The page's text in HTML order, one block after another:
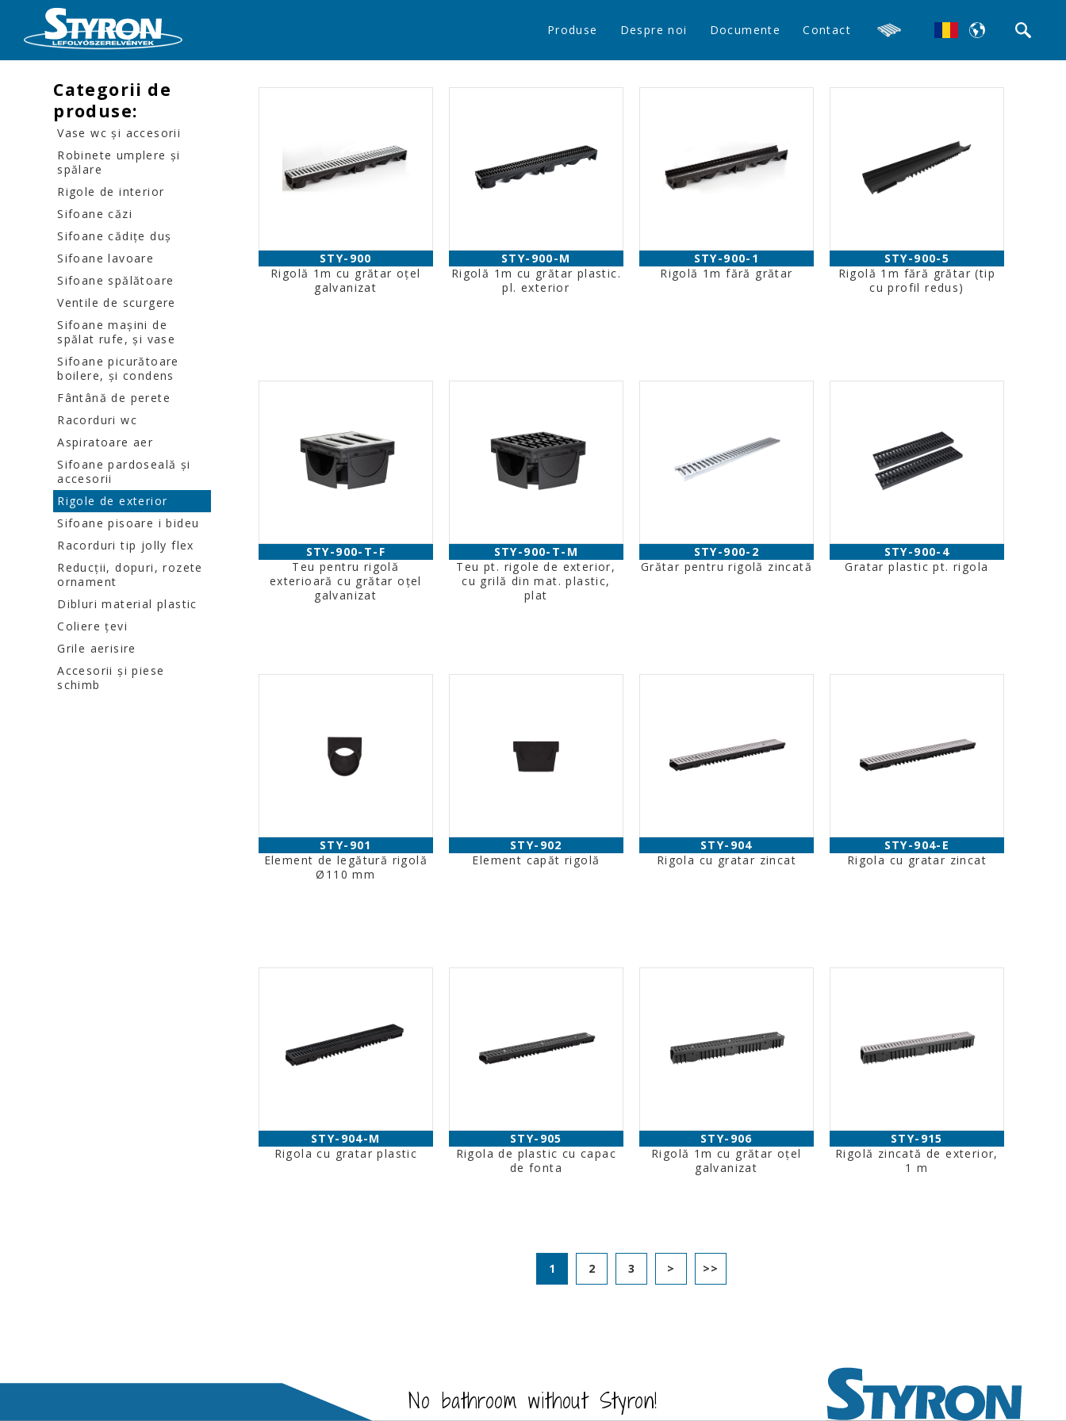
Produse Despre noi Documente Contact
Categorii de
produse:
Vase wc şi accesorii
Robinete umplere şi
spălare
Rigole de interior
Sifoane căzi
Sifoane cădiţe duş
Sifoane lavoare
Sifoane spălătoare
Ventile de scurgere
Sifoane maşini de
spălat rufe, şi vase
Sifoane picurătoare
boilere, şi condens
Fântână de perete
Racorduri wc
Aspiratoare aer
Sifoane pardoseală şi
accesorii
Rigole de exterior
Sifoane pisoare i bideu
Racorduri tip jolly flex
Reducţii, dopuri, rozete
ornament
Dibluri material plastic
Coliere ţevi
Grile aerisire
Accesorii şi piese
schimb
STY-900
Rigolă 1m cu grătar oţel
galvanizat
STY-900-M
Rigolă 1m cu grătar plastic.
pl. exterior
STY-900-1
Rigolă 1m fără grătar
STY-900-5
Rigolă 1m fără grătar (tip
cu profil redus)
STY-900-T-F
Teu pentru rigolă
exterioară cu grătar oţel
galvanizat
STY-900-T-M
Teu pt. rigole de exterior,
cu grilă din mat. plastic,
plat
STY-900-2
Grătar pentru rigolă zincată
STY-900-4
Gratar plastic pt. rigola
STY-901
Element de legătură rigolă
Ø110 mm
STY-902
Element capăt rigolă
STY-904
Rigola cu gratar zincat
STY-904-E
Rigola cu gratar zincat
STY-904-M
Rigola cu gratar plastic
STY-905
Rigola de plastic cu capac
de fonta
STY-906
Rigolă 1m cu grătar oţel
galvanizat
STY-915
Rigolă zincată de exterior,
1 m
1 2 3 > >>
No bathroom without Styron!